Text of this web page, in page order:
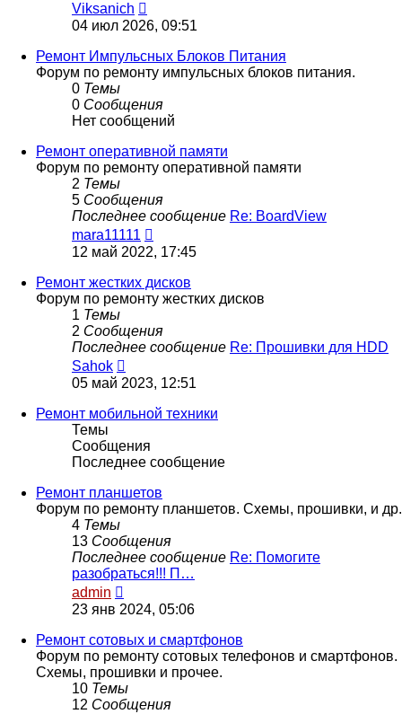
Viksanich
к
сообщению
04 июл 2026, 09:51
Ремонт Импульсных Блоков Питания
Форум по ремонту импульсных блоков питания.
0 Темы
0 Сообщения
Нет сообщений
Ремонт оперативной памяти
Форум по ремонту оперативной памяти
2 Темы
5 Сообщения
Последнее сообщение Re: BoardView
mara11111
сообщению
12 май 2022, 17:45
Ремонт жестких дисков
Форум по ремонту жестких дисков
1 Темы
2 Сообщения
Последнее сообщение Re: Прошивки для HDD
Sahok
к
сообщению
05 май 2023, 12:51
Ремонт мобильной техники
Темы
Сообщения
Последнее сообщение
Ремонт планшетов
Форум по ремонту планшетов. Схемы, прошивки, и др.
4 Темы
13 Сообщения
Последнее сообщение Re: Помогите
разобраться!!! П…
admin
к
сообщению
23 янв 2024, 05:06
Ремонт сотовых и смартфонов
Форум по ремонту сотовых телефонов и смартфонов.
Схемы, прошивки и прочее.
10 Темы
12 Сообщения